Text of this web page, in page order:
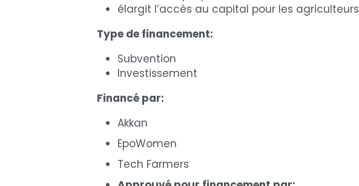
élargit l’accès au capital pour les agriculteurs
Type de financement:
Subvention
Investissement
Financé par:
Akkan
EpoWomen
Tech Farmers